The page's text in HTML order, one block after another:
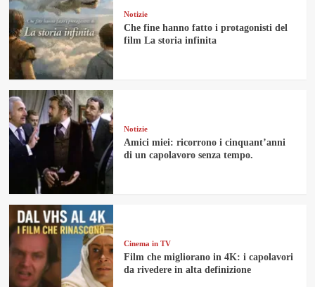
Notizie
Che fine hanno fatto i protagonisti del
film La storia infinita
Notizie
Amici miei: ricorrono i cinquant’anni
di un capolavoro senza tempo.
Cinema in TV
Film che migliorano in 4K: i capolavori
da rivedere in alta definizione